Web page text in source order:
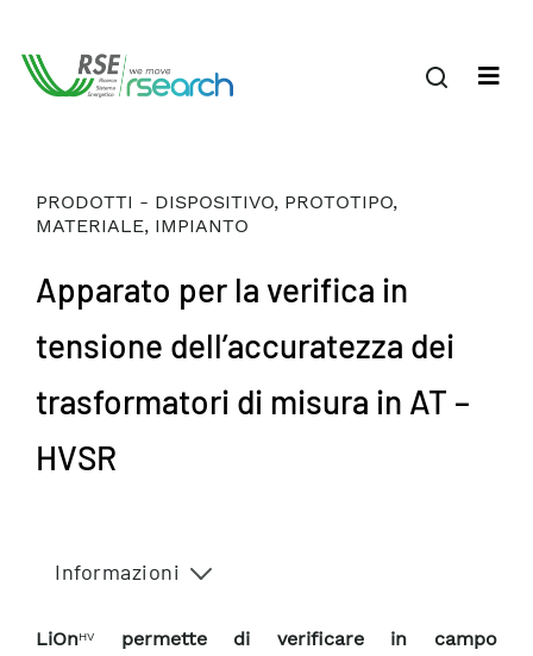
PRODOTTI - DISPOSITIVO, PROTOTIPO,
MATERIALE, IMPIANTO
Apparato per la verifica in
tensione dell’accuratezza dei
trasformatori di misura in AT –
HVSR
Informazioni
LiOnHV
permette di verificare in campo